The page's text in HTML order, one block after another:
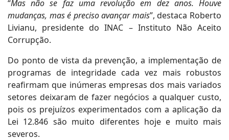
“Mas não se faz uma revolução em dez anos. Houve
mudanças, mas é preciso avançar mais”, destaca Roberto
Livianu, presidente do INAC – Instituto Não Aceito
Corrupção.
Do ponto de vista da prevenção, a implementação de
programas de integridade cada vez mais robustos
reafirmam que inúmeras empresas dos mais variados
setores deixaram de fazer negócios a qualquer custo,
pois os prejuízos experimentados com a aplicação da
Lei 12.846 são muito diferentes hoje e muito mais
severos.